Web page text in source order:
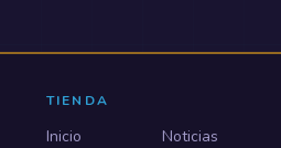
TIENDA
Inicio
Noticias